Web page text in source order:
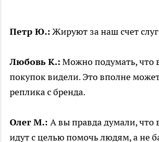
Петр Ю.: Жируют за наш счет
Любовь К.: Можно подумать, что
покупок видели. Это вполне
реплика с бренда.
Олег М.: А вы правда думали, что
идут с целью помочь людям, а не